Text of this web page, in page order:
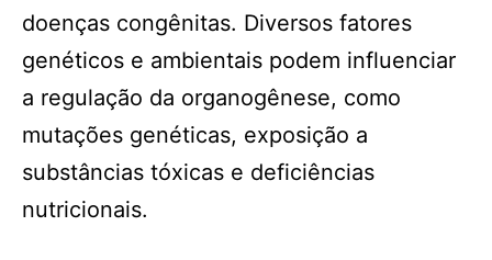
doenças congênitas. Diversos fatores
genéticos e ambientais podem influenciar
a regulação da organogênese, como
mutações genéticas, exposição a
substâncias tóxicas e deficiências
nutricionais.